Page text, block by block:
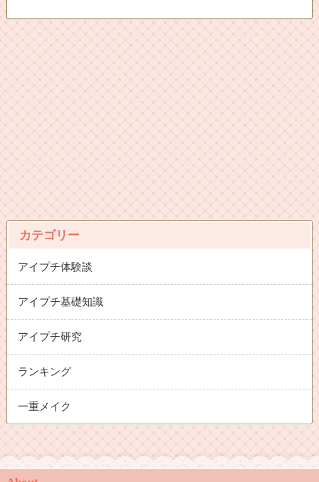
カテゴリー
アイプチ体験談
アイプチ基礎知識
アイプチ研究
ランキング
一重メイク